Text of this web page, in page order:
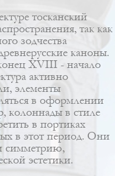
тосканский
так как
зодчества
каноны.
XVIII - начало
активно
элементы
в оформлении
колоннады в стиле
в портиках
в этот период. Они
симметрию,
эстетики.